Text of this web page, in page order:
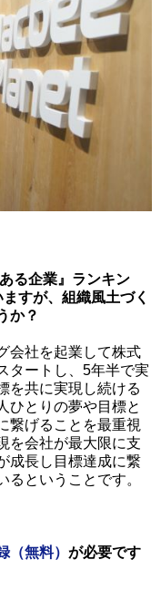
る企業』ランキン
すが、組織風土づく
か？
会社を起業して株式
タートし、5年半で実
を共に実現し続ける
ひとりの夢や目標と
繋げることを最重視
を会社が最大限に支
成長し目標達成に繋
ということです。
（無料） が必要です